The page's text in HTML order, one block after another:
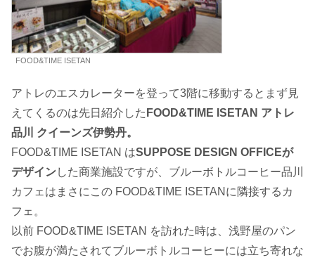
FOOD&TIME ISETAN
アトレのエスカレーターを登って3階に移動するとまず見
えてくるのは先日紹介した FOOD&TIME ISETAN アトレ
品川 クイーンズ伊勢丹。
FOOD&TIME ISETAN はSUPPOSE DESIGN OFFICEが
デザインした商業施設ですが、ブルーボトルコーヒー品川
カフェはまさにこの FOOD&TIME ISETANに隣接するカ
フェ。
以前 FOOD&TIME ISETAN を訪れた時は、浅野屋のパン
でお腹が満たされてブルーボトルコーヒーには立ち寄れな